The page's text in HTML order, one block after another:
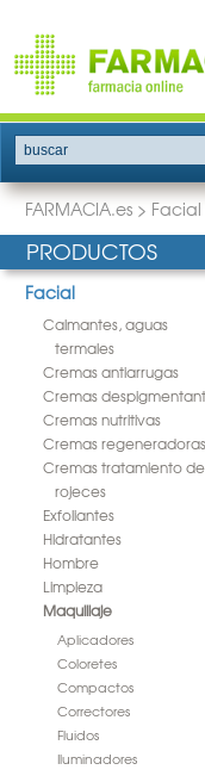
buscar
FARMACIA.es > Facial
PRODUCTOS
Facial
Calmantes, aguas
termales
Cremas antiarrugas
Cremas
Cremas nutritivas
Cremas regeneradoras
Cremas tratamiento de
rojeces
Exfoliantes
Hidratantes
Hombre
Limpieza
Maquillaje
Aplicadores
Coloretes
Compactos
Correctores
Fluidos
Iluminadores